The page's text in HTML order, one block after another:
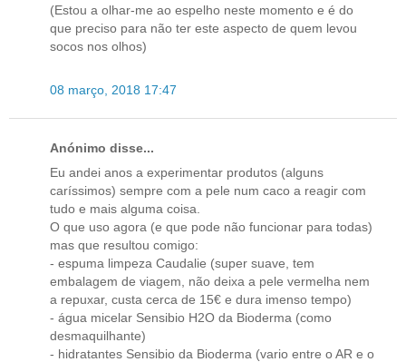
(Estou a olhar-me ao espelho neste momento e é do
que preciso para não ter este aspecto de quem levou
socos nos olhos)
08 março, 2018 17:47
Anónimo disse...
Eu andei anos a experimentar produtos (alguns
caríssimos) sempre com a pele num caco a reagir com
tudo e mais alguma coisa.
O que uso agora (e que pode não funcionar para todas)
mas que resultou comigo:
- espuma limpeza Caudalie (super suave, tem
embalagem de viagem, não deixa a pele vermelha nem
a repuxar, custa cerca de 15€ e dura imenso tempo)
- água micelar Sensibio H2O da Bioderma (como
desmaquilhante)
- hidratantes Sensibio da Bioderma (vario entre o AR e o